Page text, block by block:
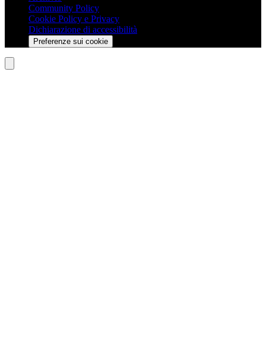
Community Policy
Cookie Policy e Privacy
Dichiarazione di accessibilità
Preferenze sui cookie